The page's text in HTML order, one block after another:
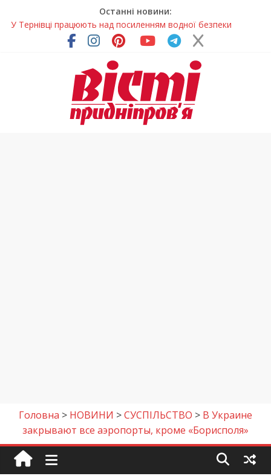
Останні новини:
У Тернівці працюють над посиленням водної безпеки
На Дніпропетровщині різко зросла кількість пожеж в
У Самарі провели незвичайний майстер-клас
Світлові рішення майстрів із Дніпра визнали найкращими в
Засинання після півночі може негативно впливати на
Головна > НОВИНИ >СУСПІЛЬСТВО > В Украине
закрывают все аэропорты, кроме «Борисполя»